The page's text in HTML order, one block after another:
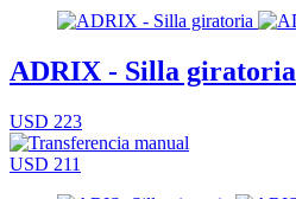
ADRIX - Silla giratoria
USD 223
USD 211